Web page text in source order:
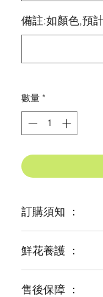
備註:如顏色,預
數量 *
訂購須知 ：
鮮花是季節性商品
花藝師會以同等級
鮮花養護 ：
每一束花都需要保養
售後保障 ：